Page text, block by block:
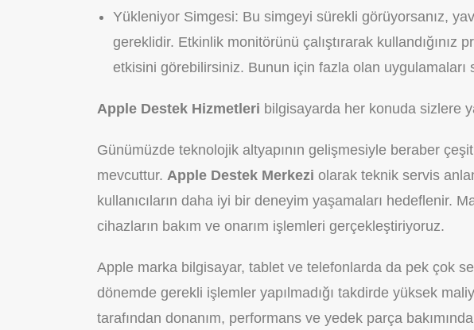
Yükleniyor Simgesi: Bu simgeyi sürekli görüyorsanız,
gereklidir. Etkinlik monitörünü çalıştırarak kullandığınız
etkisini görebilirsiniz. Bunun için fazla olan uygulamaları
Apple Destek Hizmetleri bilgisayarda her konuda sizlere
Günümüzde teknolojik altyapının gelişmesiyle beraber
mevcuttur. Apple Destek Merkezi olarak teknik servis
kullanıcıların daha iyi bir deneyim yaşamaları hedeflenir.
cihazların bakım ve onarım işlemleri gerçekleştiriyoruz.
Apple marka bilgisayar, tablet ve telefonlarda da pek çok
dönemde gerekli işlemler yapılmadığı takdirde yüksek
tarafından donanım, performans ve yedek parça